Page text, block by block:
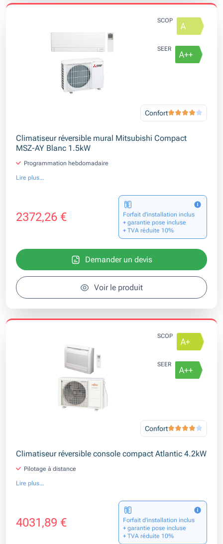
SCOP
SEER
Confort
Climatiseur réversible mural Mitsubishi Compact
MSZ-AY Blanc 1.5kW
Programmation hebdomadaire
Lire plus...
2372,26 €
Forfait d’installation inclus
+ garantie pose incluse
+ TVA réduite 10%
Demander un devis
Voir le produit
SCOP
SEER
Confort
Climatiseur réversible console compact Atlantic 4.2kW
Pilotage à distance
Lire plus...
4031,89 €
Forfait d’installation inclus
+ garantie pose incluse
+ TVA réduite 10%